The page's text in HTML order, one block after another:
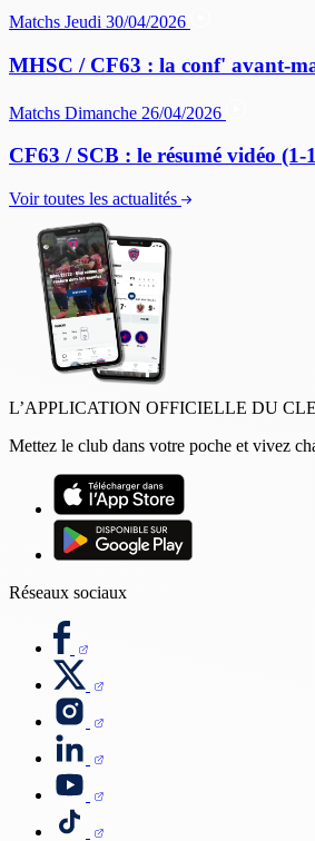
Matchs Jeudi 30/04/2026
MHSC / CF63 : la conf' avant-
Matchs Dimanche 26/04/2026
CF63 / SCB : le résumé vidéo (1-
Voir toutes les actualités
L’APPLICATION OFFICIELLE DU
Mettez le club dans votre poche et vivez
Réseaux sociaux